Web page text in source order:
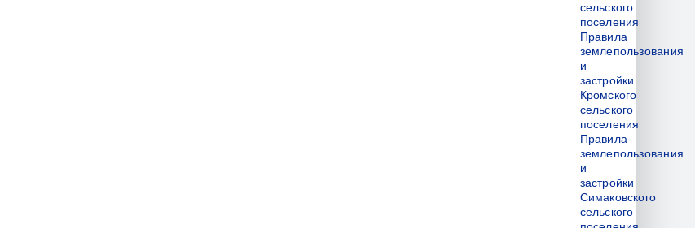
сельского
поселения
Правила
землепользования
и
застройки
Кромского
сельского
поселения
Правила
землепользования
и
застройки
Симаковского
сельского